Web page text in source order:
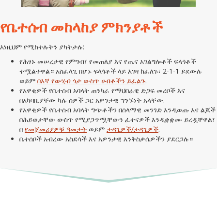
የቤተሰብ መከላከያ ምክንያቶች
እነዚህም የሚከተሉትን ያካትታሉ:
የሕፃኑ መሠረታዊ የምግብ፣ የመጠለያ እና የጤና አገልግሎቶች ፍላጎቶች
ተሟልተዋል። አስፈላጊ በሆኑ ፍላጎቶች ላይ እገዛ ከፈለጉ፣ 2-1-1 ይደውሉ
ወይም በእኛ የውሂብ ጎታ ውስጥ ሀብቶችን ይፈልጉ.
የአዋቂዎች የቤተሰብ አባላት ጠንካራ የማህበራዊ ድጋፍ መረቦች እና
በአካባቢያቸው ካሉ ሰዎች ጋር አዎንታዊ ግንኙነት አላቸው.
የአዋቂዎች የቤተሰብ አባላት ግጭቶችን በሰላማዊ መንገድ እንዲወጡ እና ልጆች
በሕይወታቸው ውስጥ የሚያጋጥሟቸውን ፈተናዎች እንዲቋቋሙ ይረዷቸዋል፣
በ የመጀመሪያዎቹ ዓመታት ወይም ታዳጊዎች/ታዳጊዎች.
ቤተሰቦች አብረው አስደሳች እና አዎንታዊ እንቅስቃሴዎችን ያደርጋሉ።